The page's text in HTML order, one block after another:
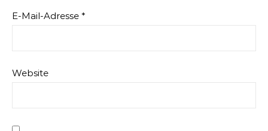
E-Mail-Adresse *
Website